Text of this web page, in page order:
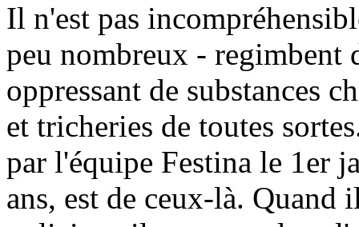
Il n'est pas
peu nombreux - regimbent
oppressant de substances
et tricheries de toutes
par l'équipe Festina le 1er
ans, est de ceux-là. Quand